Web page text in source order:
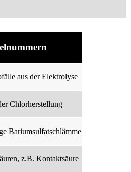
aus der Elektrolyse
Chlorherstellung
Bariumsulfatschlämme
z.B. Kontaktsäure